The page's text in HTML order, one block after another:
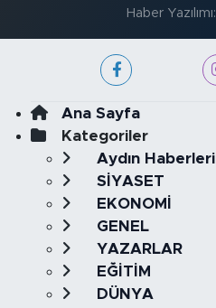
Haber Yazılımı:
Ana Sayfa
Kategoriler
Aydın Haberleri
SİYASET
EKONOMİ
GENEL
YAZARLAR
EĞİTİM
DÜNYA